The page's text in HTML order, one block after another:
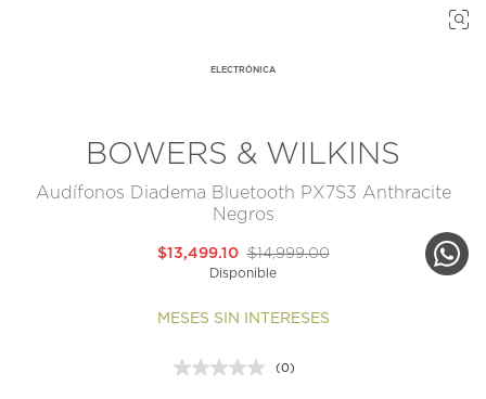
ELECTRÓNICA
BOWERS & WILKINS
Audífonos Diadema Bluetooth PX7S3 Anthracite
Negros
$14,999.00
$13,499.10
Disponible
MESES SIN INTERESES
Sin
(0)